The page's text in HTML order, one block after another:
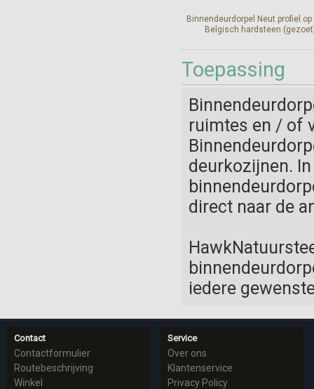
Binnendeurdorpel Neut profiel
Belgisch hardsteen
binnendeurdorpels in een
afwerking. Betreft een
rechterneut, prijs per
Exclusief verlijmen op
binnendeurdorpel.
Bekijk en bestel
Toepassing
ruimtes en / of
deurkozijnen.
direct naar de
iedere
Contact
Contactformulier
Routebeschrijving
Winkel
Service
Over ons
Klantenservice
Privacy Policy